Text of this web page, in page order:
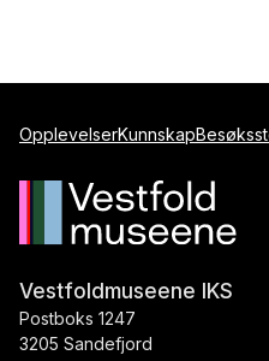
OpplevelserKunnskap
Vestfoldmuseene IKS
Postboks 1247
3205 Sandefjord